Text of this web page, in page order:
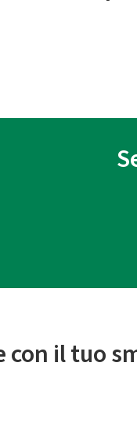
con il tuo